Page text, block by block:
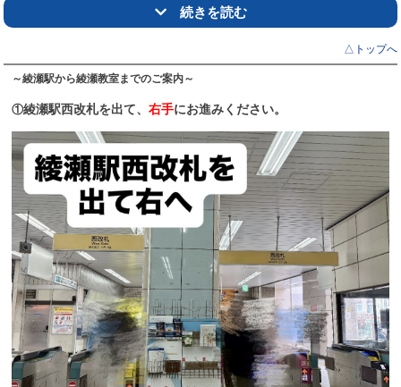
たくさん質問がある場合などは、
※①と②は同時並行でも大丈夫です。
テストの結果をもとに、これからの学習内容をご提案させていただきます。
みんなが集中して受けている市進の授業を体験してください。
２週間無料体験実施中です
④ 入会の手続きをする
所定の入会手続き書類をご提出いただきます。
詳しくは①の際にご案内いたします。
⑤ 初回授業に参加する
授業までに教材をお渡しして、市進での勉強のしかたを説明します。
一緒に頑張ろう！
続きを読む
△トップへ
～綾瀬駅から綾瀬教室までのご案内～
①綾瀬駅西改札を出て、 右手にお進みください。